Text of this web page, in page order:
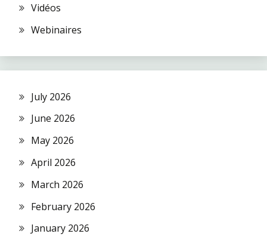
Vidéos
Webinaires
July 2026
June 2026
May 2026
April 2026
March 2026
February 2026
January 2026